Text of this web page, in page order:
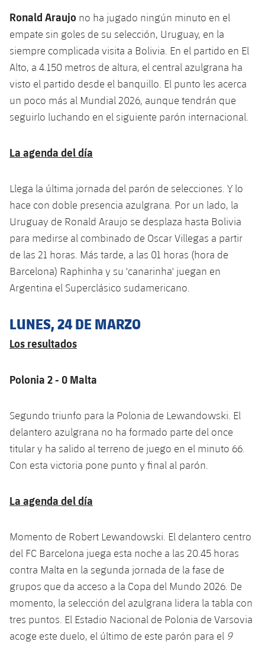
Historia
Palmarés
Infantil
Actualidad
Masculino
Femenino
Agenda
Baloncesto en silla de ruedas
plusicon
más
Actualidad
Jugadores
Calendario
Hockey sobre hielo
plusicon
más
Actualidad
Jugadores
Calendario
Clasificaciones
Hockey hierba
plusicon
más
Noticias
Hockey Hierba Masculino
Hockey Hierba Femenino
Patinaje artístico
Actualidad
Plantilla
Agenda
Escuela de Patinaje
Rugby
plusicon
más
Actualidad
Jugadores
Calendario
Clasificaciones
Voleibol
plusicon
más
Noticias
Voleibol masculino
Apúntate a las amateurs
plusicon
más
Apúntate a las amateurs
PLUSICON
VALORANT Rising
VALORANT Game Changers
Ronald Araujo no ha jugado ningún minuto en el
empate sin goles de su selección, Uruguay, en la
siempre complicada visita a Bolivia. En el partido en El
Alto, a 4.150 metros de altura, el central azulgrana ha
visto el partido desde el banquillo. El punto les acerca
un poco más al Mundial 2026, aunque tendrán que
seguirlo luchando en el siguiente parón internacional.
La agenda del día
Llega la última jornada del parón de selecciones. Y lo
hace con doble presencia azulgrana. Por un lado, la
Uruguay de Ronald Araujo se desplaza hasta Bolivia
para medirse al combinado de Oscar Villegas a partir
de las 21 horas. Más tarde, a las 01 horas (hora de
Barcelona) Raphinha y su 'canarinha' juegan en
Argentina el Superclásico sudamericano.
LUNES, 24 DE MARZO
Los resultados
Polonia 2 - 0 Malta
Segundo triunfo para la Polonia de Lewandowski. El
delantero azulgrana no ha formado parte del once
titular y ha salido al terreno de juego en el minuto 66.
Con esta victoria pone punto y final al parón.
La agenda del día
Momento de Robert Lewandowski. El delantero centro
del FC Barcelona juega esta noche a las 20.45 horas
contra Malta en la segunda jornada de la fase de
grupos que da acceso a la Copa del Mundo 2026. De
momento, la selección del azulgrana lidera la tabla con
tres puntos. El Estadio Nacional de Polonia de Varsovia
acoge este duelo, el último de este parón para el 9